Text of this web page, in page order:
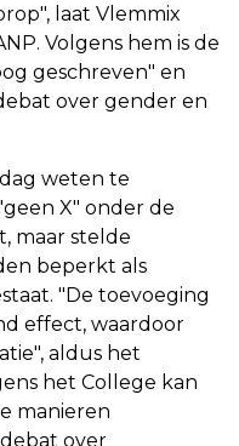
laat Vlemmix
Volgens hem is de
geschreven" en
over gender en
weten te
X" onder de
maar stelde
beperkt als
"De toevoeging
effect, waardoor
aldus het
het College kan
manieren
over